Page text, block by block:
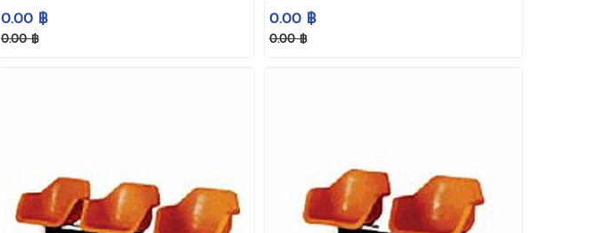
0.00 ฿
0.00 ฿
0.00 ฿
0.00 ฿